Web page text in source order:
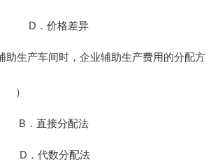
D．价格差异
助生产车间时，企业辅助生产费用的分配方
）
．直接分配法
D．代数分配法